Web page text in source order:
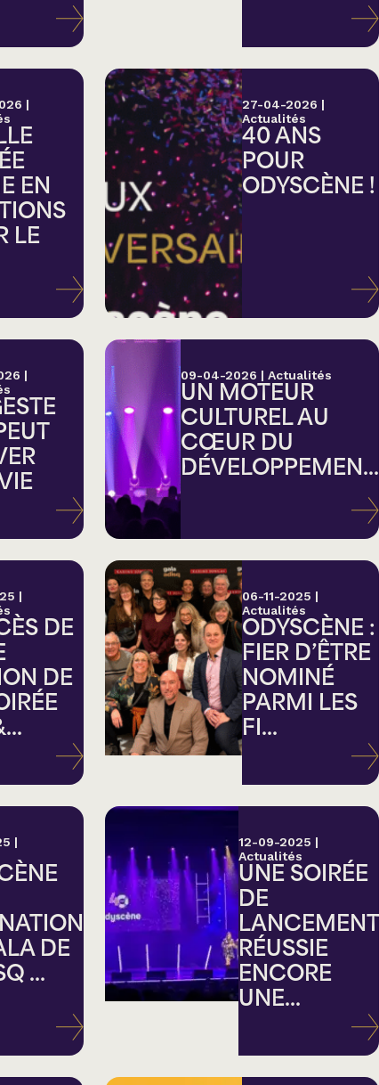
Hommage
estivale
Apéro et perfo
(Blues, folk,
traditionnelle)
Spectacles en location
|
EN
LE
27-04-2026 |
Actualités
40 ANS
POUR
ODYSCÈNE !
|
09-04-2026 | Actualités
UN MOTEUR
CULTUREL AU
CŒUR DU
DÉVELOPPEMEN...
|
DE
DE
06-11-2025 |
Actualités
ODYSCÈNE :
FIER D’ÊTRE
NOMINÉ
PARMI LES
FI...
|
DE
...
12-09-2025 |
Actualités
UNE SOIRÉE
DE
LANCEMENT
RÉUSSIE
ENCORE
UNE...